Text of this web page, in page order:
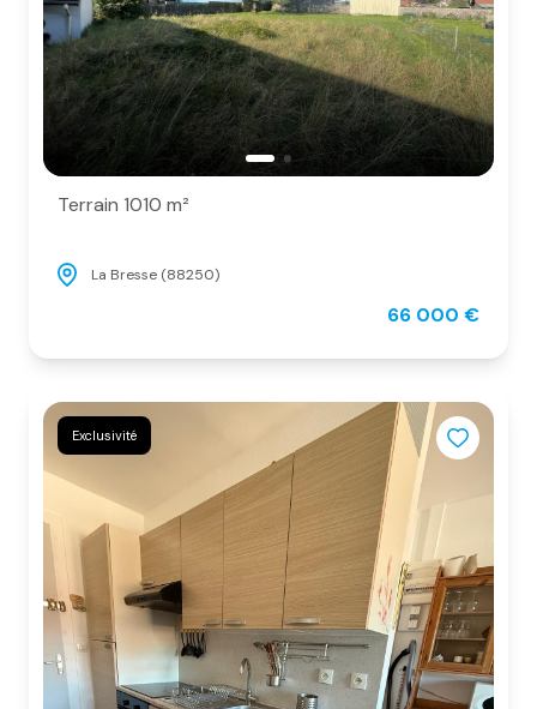
Terrain 1010 m²
La Bresse (88250)
66 000 €
Exclusivité